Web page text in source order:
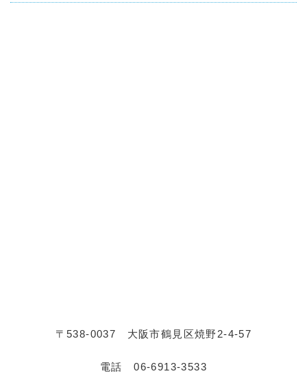
〒538-0037 大阪市鶴見区焼野2-4-57
電話 06-6913-3533